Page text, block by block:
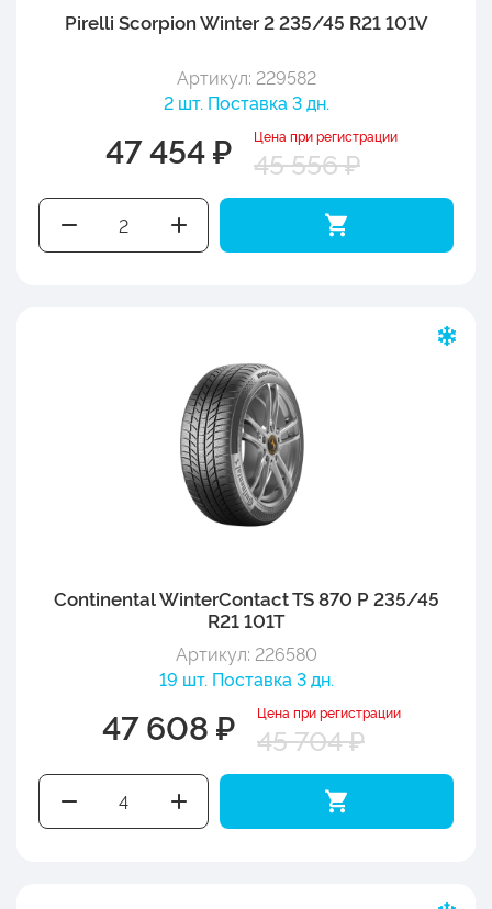
Pirelli Scorpion Winter 2 235/45 R21 101V
Артикул: 229582
2 шт. Поставка 3 дн.
47 454 ₽ Цена при регистрации
45 556 ₽
Continental WinterContact TS 870 P 235/45
R21 101T
Артикул: 226580
19 шт. Поставка 3 дн.
47 608 ₽ Цена при регистрации
45 704 ₽